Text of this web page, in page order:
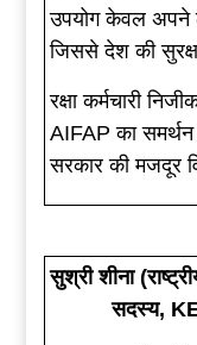
उपयोग केवल अपने
जिससे देश की
रक्षा कर्मचारी
AIFAP का
सरकार की मजदूर
सुश्री शीना
सदस्य,